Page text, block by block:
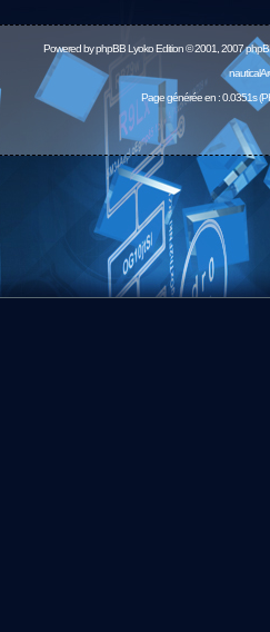
Powered byphpBBLyoko Edition © 2001, 2007
Page générée en : 0.0351s